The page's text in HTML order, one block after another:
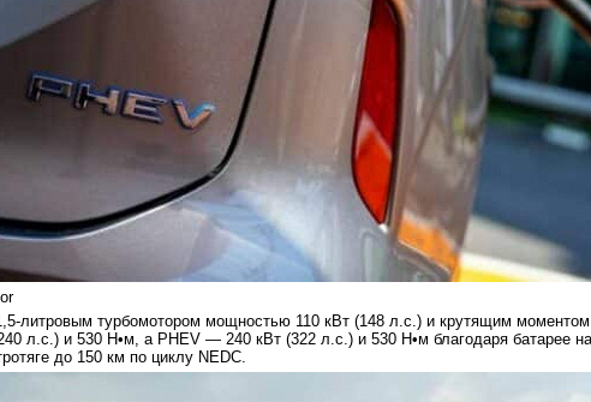
литровым турбомотором мощностью 110 кВт (148 л.с.) и крутящим
л.с.) и 530 Н•м, а PHEV — 240 кВт (322 л.с.) и 530 Н•м благодаря батарее
до 150 км по циклу NEDC.